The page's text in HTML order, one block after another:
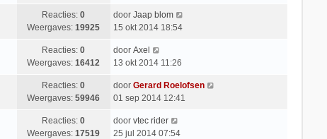
Reacties:0
Weergaves:19925
door Jaap blom
15 okt 2014 18:54
Reacties:0
Weergaves:16412
door Axel
13 okt 2014 11:26
Reacties:0
Weergaves:59946
door Gerard Roelofsen
01 sep 2014 12:41
Reacties:0
Weergaves:17519
door vtec rider
25 jul 2014 07:54